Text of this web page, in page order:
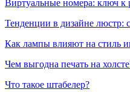
Виртуальные номера: ключ
Тенденции в дизайне люстр:
Как лампы влияют на стиль
Чем выгодна печать на
Что такое штабелер?